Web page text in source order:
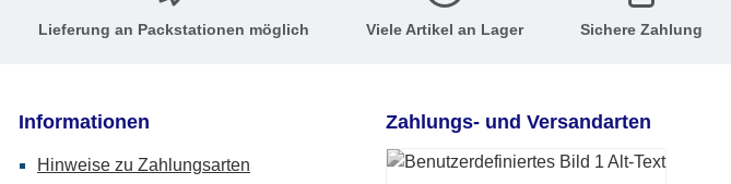
Lieferung an Packstationen möglich Viele Artikel an Lager Sichere Zahlung
Informationen
Hinweise zu Zahlungsarten
Zahlungs- und Versandarten